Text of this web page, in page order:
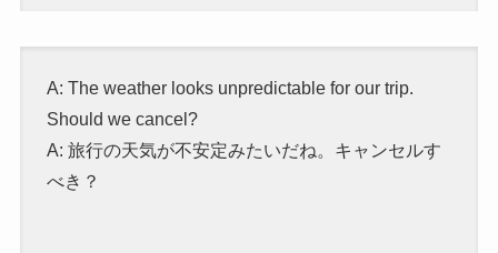
A: The weather looks unpredictable for our trip.
Should we cancel?
A: 旅行の天気が不安定みたいだね。キャンセルす
べき？